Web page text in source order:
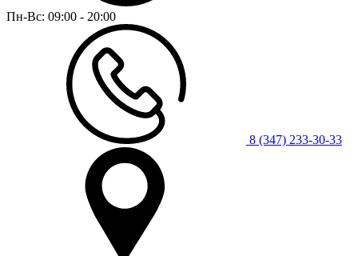
Пн-Вс: 09:00 - 20:00
8 (347) 233-30-33